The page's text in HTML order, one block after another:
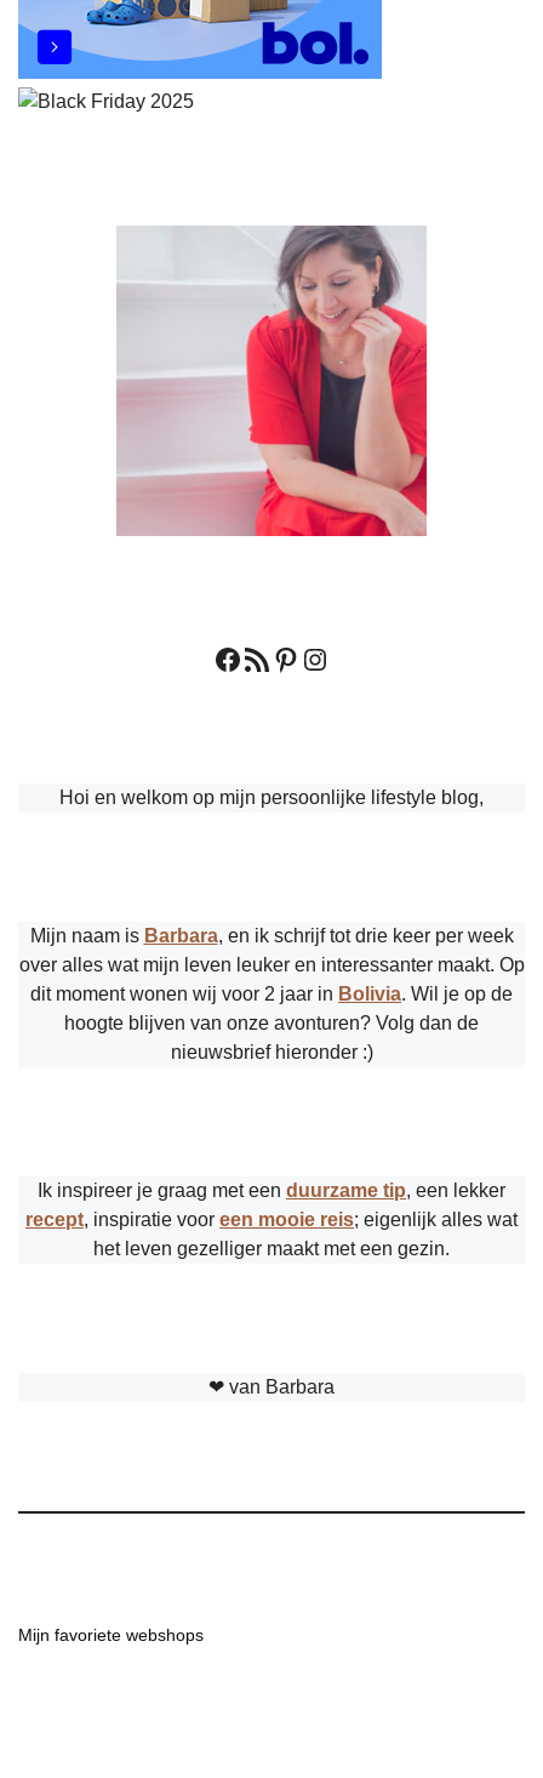
Facebook
RSS feedPinterest
Instagram
Hoi en welkom op mijn persoonlijke lifestyle blog,
Mijn naam is Barbara, en ik schrijf tot drie keer per week
over alles wat mijn leven leuker en interessanter maakt. Op
dit moment wonen wij voor 2 jaar in Bolivia. Wil je op de
hoogte blijven van onze avonturen? Volg dan de
nieuwsbrief hieronder :)
Ik inspireer je graag met een duurzame tip, een lekker
recept, inspiratie voor een mooie reis; eigenlijk alles wat
het leven gezelliger maakt met een gezin.
❤︎ van Barbara
Mijn favoriete webshops